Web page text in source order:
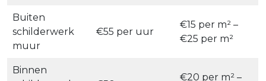
Buiten
schilderwerk
muur
€55 per uur
€15 per m² –
€25 per m²
Binnen
€20 per m² –